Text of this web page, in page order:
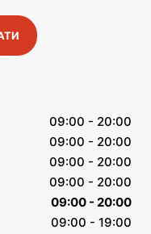
09:00 - 20:00
09:00 - 20:00
09:00 - 20:00
09:00 - 20:00
09:00 - 20:00
09:00 - 19:00